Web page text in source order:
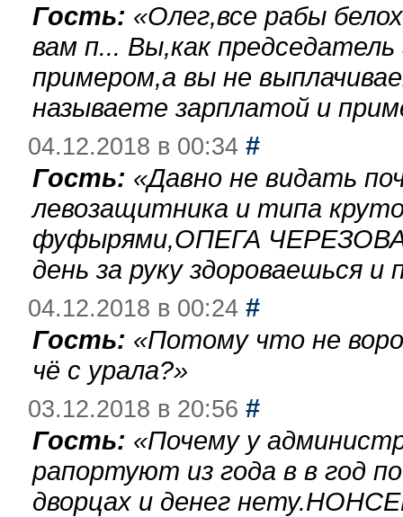
Гость: «Олег,все рабы
вам п... Вы,как
примером,а вы не
называете зарплатой и
04.12.2018 в 00:34 #
Гость: «Давно не видать
левозащитника и типа
фуфырями,ОПЕГА
день за руку здороваешься
04.12.2018 в 00:24 #
Гость: «Потому что не
чё с урала?»
03.12.2018 в 20:56 #
Гость: «Почему у
рапортуют из года в в год
дворцах и денег